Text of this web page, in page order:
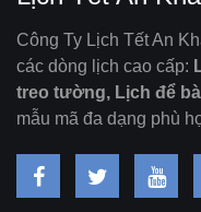
Công Ty Lịch Tết An
các dòng lịch cao cấp:
treo tường, Lịch để
mẫu mã đa dạng phù